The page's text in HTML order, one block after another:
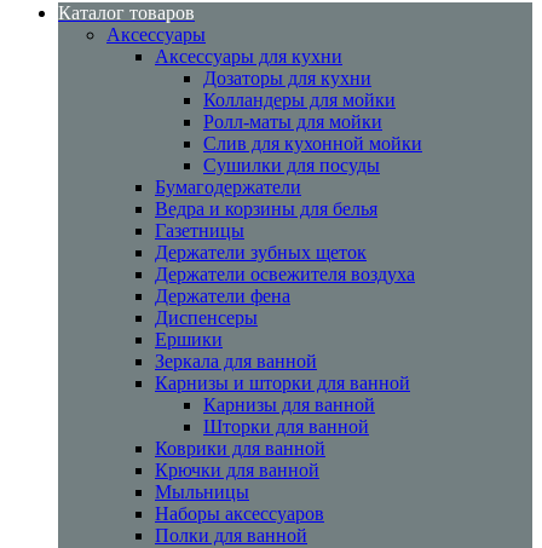
Каталог товаров
Аксессуары
Аксессуары для кухни
Дозаторы для кухни
Колландеры для мойки
Ролл-маты для мойки
Слив для кухонной мойки
Сушилки для посуды
Бумагодержатели
Ведра и корзины для белья
Газетницы
Держатели зубных щеток
Держатели освежителя воздуха
Держатели фена
Диспенсеры
Ершики
Зеркала для ванной
Карнизы и шторки для ванной
Карнизы для ванной
Шторки для ванной
Коврики для ванной
Крючки для ванной
Мыльницы
Наборы аксессуаров
Полки для ванной